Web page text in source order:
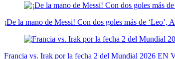
¡De la mano de Messi! Con dos goles más de
Francia vs. Irak por la fecha 2 del Mundial 2026 EN